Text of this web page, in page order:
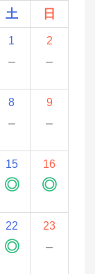
土 日
1
－
2
－
8
－
9
－
15
◎
16
◎
22
◎
23
－